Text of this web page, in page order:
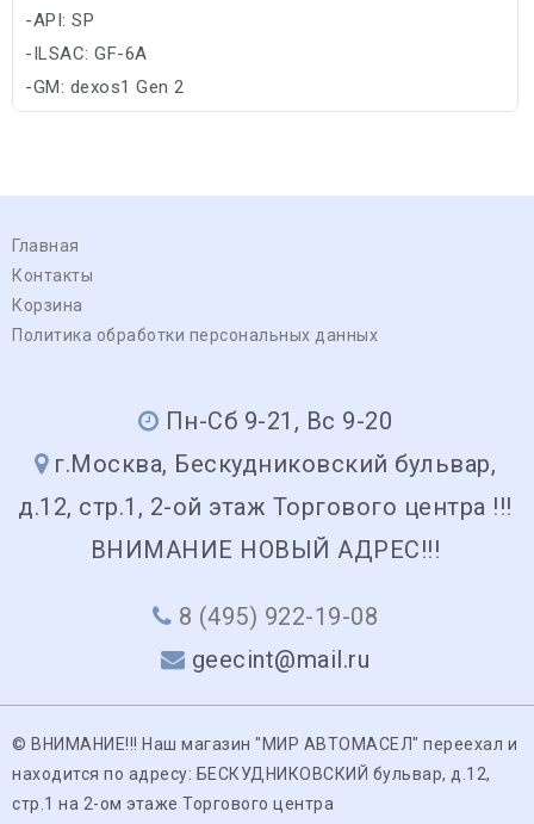
-API: SP
-ILSAC: GF-6A
-GM: dexos1 Gen 2
Главная
Контакты
Корзина
Политика обработки персональных данных
Пн-Сб 9-21, Вс 9-20
г.Москва, Бескудниковский бульвар,
д.12, стр.1, 2-ой этаж Торгового центра !!!
ВНИМАНИЕ НОВЫЙ АДРЕС!!!
8 (495) 922-19-08
geecint@mail.ru
© ВНИМАНИЕ!!! Наш магазин "МИР АВТОМАСЕЛ" переехал и
находится по адресу: БЕСКУДНИКОВСКИЙ бульвар, д.12,
стр.1 на 2-ом этаже Торгового центра